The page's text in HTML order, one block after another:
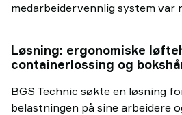
medarbeidervennlig system var
Løsning: ergonomiske
containerlossing og
BGS Technic søkte en løsning
belastningen på sine arbeidere